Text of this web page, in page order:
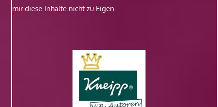
mir diese Inhalte nicht zu Eigen.